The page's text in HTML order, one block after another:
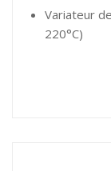
Variateur
220°C)